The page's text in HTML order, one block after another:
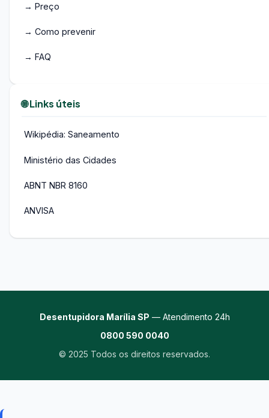
→ Preço
→ Como prevenir
→ FAQ
🌐 Links úteis
Wikipédia: Saneamento
Ministério das Cidades
ABNT NBR 8160
ANVISA
Desentupidora Marília SP — Atendimento 24h
0800 590 0040
© 2025 Todos os direitos reservados.